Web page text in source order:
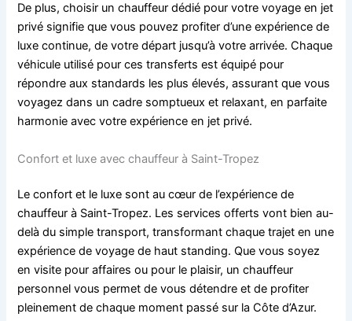
De plus, choisir un chauffeur dédié pour votre voyage en jet
privé signifie que vous pouvez profiter d’une expérience de
luxe continue, de votre départ jusqu’à votre arrivée. Chaque
véhicule utilisé pour ces transferts est équipé pour
répondre aux standards les plus élevés, assurant que vous
voyagez dans un cadre somptueux et relaxant, en parfaite
harmonie avec votre expérience en jet privé.
Confort et luxe avec chauffeur à Saint-Tropez
Le confort et le luxe sont au cœur de l’expérience de
chauffeur à Saint-Tropez. Les services offerts vont bien au-
delà du simple transport, transformant chaque trajet en une
expérience de voyage de haut standing. Que vous soyez
en visite pour affaires ou pour le plaisir, un chauffeur
personnel vous permet de vous détendre et de profiter
pleinement de chaque moment passé sur la Côte d’Azur.